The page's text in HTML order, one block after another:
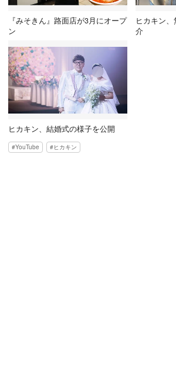
『みそきん』路面店が3月にオープ
ン
ヒカキン
介
ヒカキン、結婚式の様子を公開
YouTube ヒカキン